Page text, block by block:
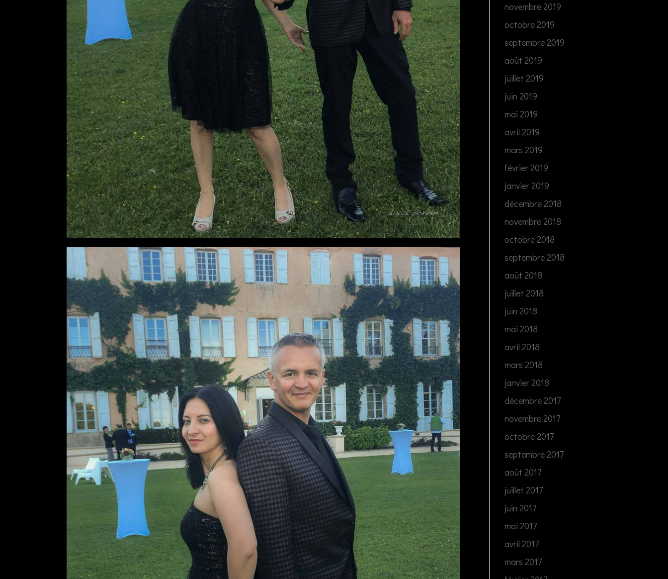
novembre 2019
octobre 2019
septembre 2019
août 2019
juillet 2019
juin 2019
mai 2019
avril 2019
mars 2019
février 2019
janvier 2019
décembre 2018
novembre 2018
octobre 2018
septembre 2018
août 2018
juillet 2018
juin 2018
mai 2018
avril 2018
mars 2018
janvier 2018
décembre 2017
novembre 2017
octobre 2017
septembre 2017
août 2017
juillet 2017
juin 2017
mai 2017
avril 2017
mars 2017